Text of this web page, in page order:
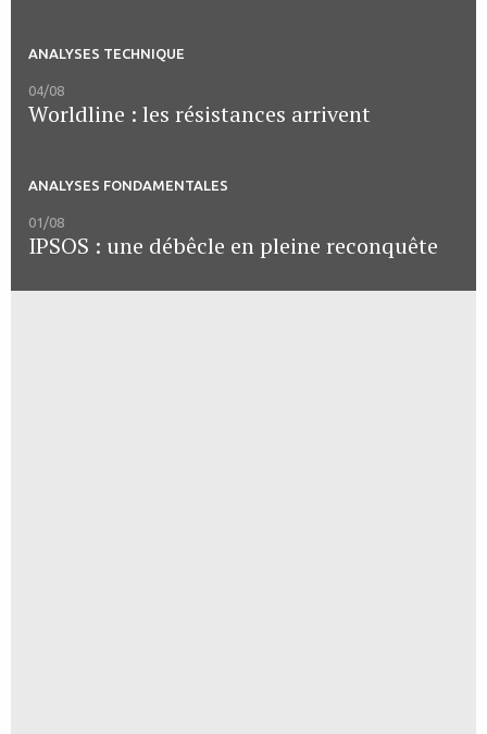
ANALYSES TECHNIQUE
04/08
Worldline : les résistances arrivent
ANALYSES FONDAMENTALES
01/08
IPSOS : une débêcle en pleine reconquête